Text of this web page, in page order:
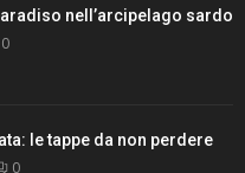
nell’arcipelago sardo
0
le tappe da non perdere
0